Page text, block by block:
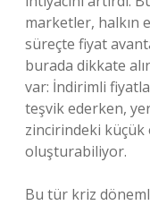
marketler, halkın
süreçte fiyat
burada dikkate
var: İndirimli
teşvik ederken,
zincirindeki küçük
oluşturabiliyor.
Bu tür kriz